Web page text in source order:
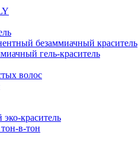
безаммиачный краситель
гель-краситель
волос
краситель
в-тон